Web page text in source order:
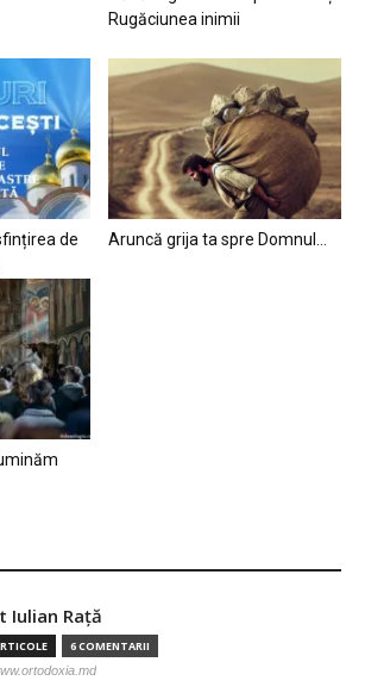
Rugăciunea inimii
de
Aruncă grija ta spre Domnul…
Iulian Raţă
6 COMENTARII